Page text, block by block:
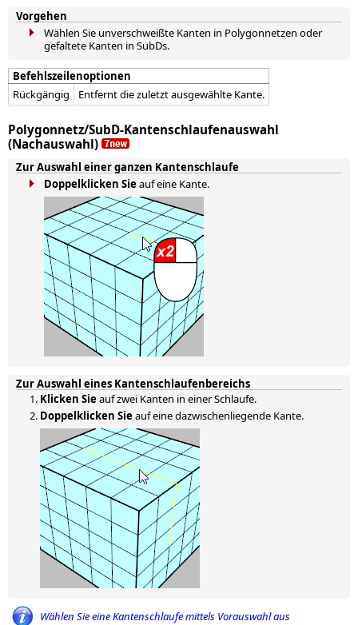
Vorgehen
Wählen Sie unverschweißte Kanten in Polygonnetzen oder
gefaltete Kanten in SubDs.
Befehlszeilenoptionen
Rückgängig
Entfernt die zuletzt ausgewählte Kante.
Polygonnetz/SubD-Kantenschlaufenauswahl
(Nachauswahl)
Zur Auswahl einer ganzen Kantenschlaufe
Doppelklicken Sie auf eine Kante.
Zur Auswahl eines Kantenschlaufenbereichs
Klicken Sie auf zwei Kanten in einer Schlaufe.
Doppelklicken Sie auf eine dazwischenliegende Kante.
Wählen Sie eine Kantenschlaufe mittels Vorauswahl aus